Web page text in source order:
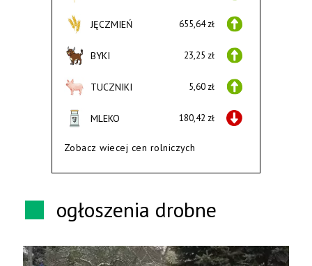
JĘCZMIEŃ 655,64 zł
BYKI 23,25 zł
TUCZNIKI 5,60 zł
MLEKO 180,42 zł
Zobacz wiecej cen rolniczych
ogłoszenia drobne